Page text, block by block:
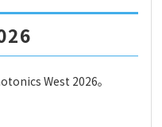
West 2026。